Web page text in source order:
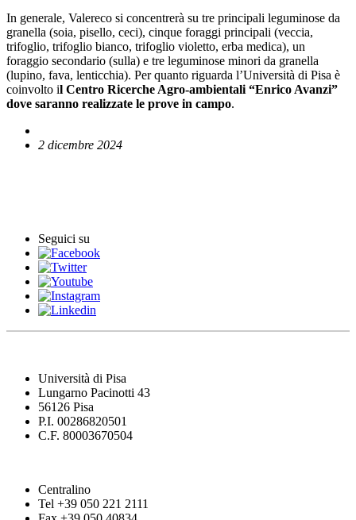
In generale, Valereco si concentrerà su tre principali leguminose da
granella (soia, pisello, ceci), cinque foraggi principali (veccia,
trifoglio, trifoglio bianco, trifoglio violetto, erba medica), un
foraggio secondario (sulla) e tre leguminose minori da granella
(lupino, fava, lenticchia). Per quanto riguarda l’Università di Pisa è
coinvolto il Centro Ricerche Agro-ambientali “Enrico Avanzi”
dove saranno realizzate le prove in campo.
2 dicembre 2024
Seguici su
Università di Pisa
Lungarno Pacinotti 43
56126 Pisa
P.I. 00286820501
C.F. 80003670504
Centralino
Tel +39 050 221 2111